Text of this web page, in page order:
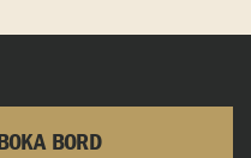
BOKA BORD